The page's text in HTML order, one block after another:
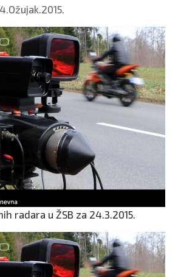
radara u ŽSB za 24.3.2015.